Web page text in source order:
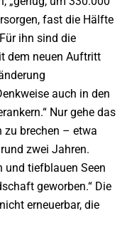
fast die Hälfte
ihn sind die
dem neuen Auftritt
auch in den
Nur gehe das
zu brechen – etwa
zwei Jahren.
und tiefblauen Seen
geworben.“ Die
erneuerbar, die